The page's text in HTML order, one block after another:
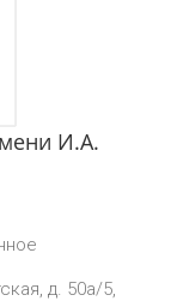
И.А.
д. 50а/5,